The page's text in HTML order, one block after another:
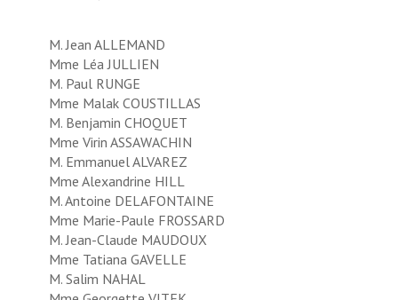
M. Jean ALLEMAND
Mme Léa JULLIEN
M. Paul RUNGE
Mme Malak COUSTILLAS
M. Benjamin CHOQUET
Mme Virin ASSAWACHIN
M. Emmanuel ALVAREZ
Mme Alexandrine HILL
M. Antoine DELAFONTAINE
Mme Marie-Paule FROSSARD
M. Jean-Claude MAUDOUX
Mme Tatiana GAVELLE
M. Salim NAHAL